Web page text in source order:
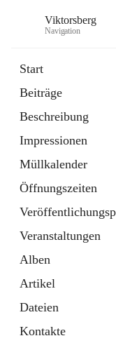
Viktorsberg
Navigation
Start
Beiträge
Beschreibung
Impressionen
Müllkalender
Öffnungszeiten
Veranstaltungen
Alben
Artikel
Dateien
Kontakte
1 Schnellzugriff
Bürgerservice
10 Schnellzugriffe